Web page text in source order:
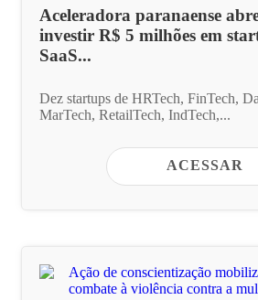
Aceleradora paranaense
investir R$ 5 milhões em
SaaS...
Dez startups de HRTech, FinTech,
MarTech, RetailTech, IndTech,...
ACESSAR